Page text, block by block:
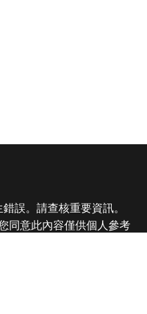
誤。請查核重要資訊。
同意此內容僅供個人參考